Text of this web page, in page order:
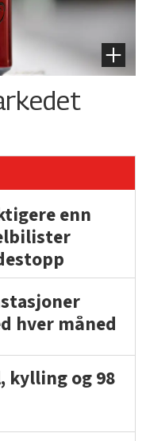
enn
hver måned
kylling og 98